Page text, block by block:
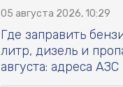
05 августа 2026, 10:29
Где заправить
литр, дизель и
августа: адреса АЗС